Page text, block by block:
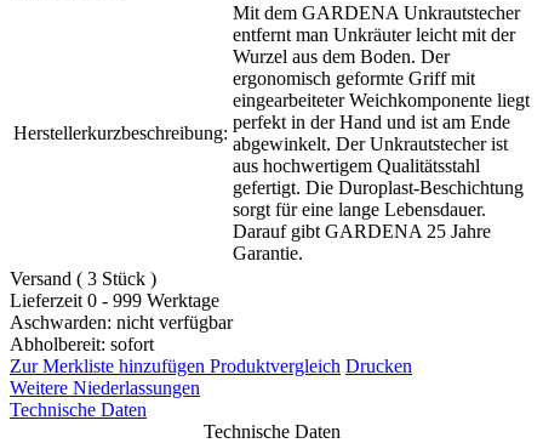
Herstellerkurzbeschreibung:
Mit dem GARDENA Unkrautstecher
entfernt man Unkräuter leicht mit der
Wurzel aus dem Boden. Der
ergonomisch geformte Griff mit
eingearbeiteter Weichkomponente liegt
perfekt in der Hand und ist am Ende
abgewinkelt. Der Unkrautstecher ist
aus hochwertigem Qualitätsstahl
gefertigt. Die Duroplast-Beschichtung
sorgt für eine lange Lebensdauer.
Darauf gibt GARDENA 25 Jahre
Garantie.
Versand ( 3 Stück )
Lieferzeit 0 - 999 Werktage
Aschwarden: nicht verfügbar
Abholbereit: sofort
Zur Merkliste hinzufügen Produktvergleich Drucken
Weitere Niederlassungen
Technische Daten
Technische Daten